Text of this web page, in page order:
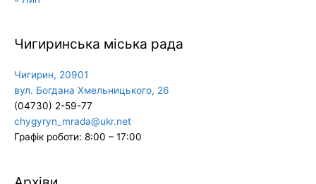
Чигиринська міська рада
Чигирин, 20901
вул. Богдана Хмельницького, 26
(04730) 2-59-77
chygyryn_mrada@ukr.net
Графік роботи: 8:00 – 17:00
Архіви